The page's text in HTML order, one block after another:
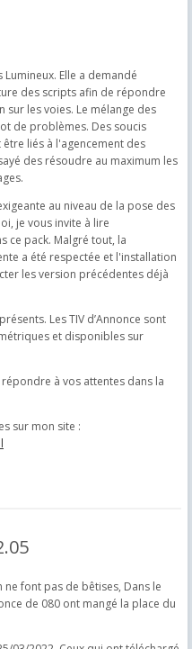
Elle a demandé
des scripts afin de répondre
sur les voies. Le mélange des
de problèmes. Des soucis
liés à l'agencement des
des résoudre au maximum les
au niveau de la pose des
je vous invite à lire
ce pack. Malgré tout, la
a été respectée et l'installation
les version précédentes déjà
Les TIV d’Annonce sont
et disponibles sur
à vos attentes dans la
sur mon site :
font pas de bêtises, Dans le
de 080 ont mangé la place du